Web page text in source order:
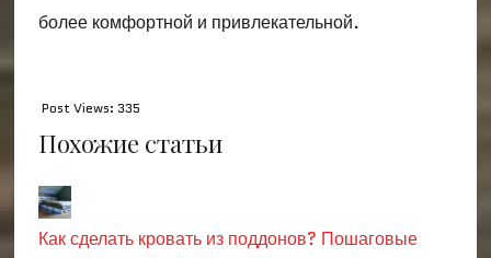
более комфортной и привлекательной.
Post Views: 335
Похожие статьи
Как сделать кровать из поддонов? Пошаговые